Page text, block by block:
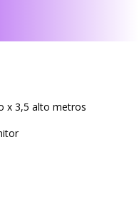
x 3,5 alto metros